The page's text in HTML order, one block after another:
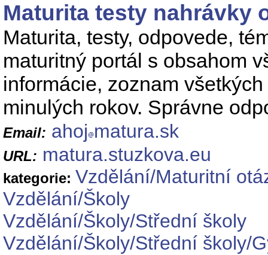
Maturita testy nahrávky
Maturita, testy, odpovede,
maturitný portál s obsahom
informácie, zoznam
minulých rokov. Správne
Email: ahoj matura.sk
URL: matura.stuzkova.eu
kategorie: Vzdělání/Maturitní
Vzdělání/Školy
Vzdělání/Školy/Střední školy
Vzdělání/Školy/Střední školy/